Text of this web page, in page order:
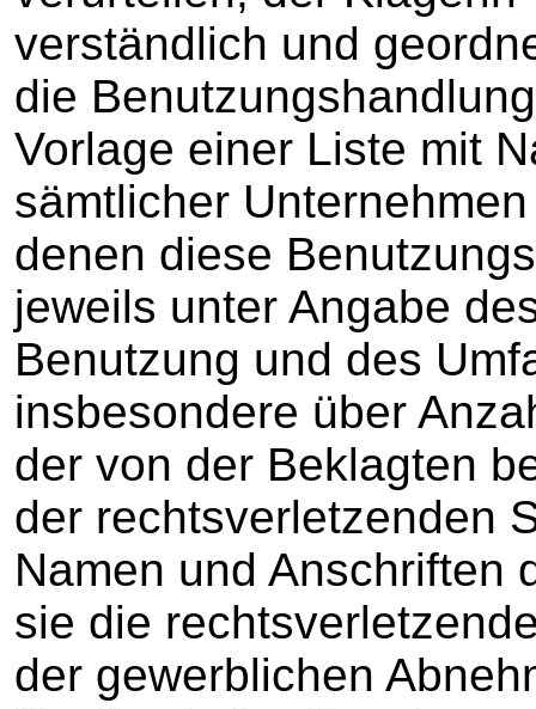
verständlich und
die
Vorlage einer Liste mit
sämtlicher
denen diese
jeweils unter Angabe
Benutzung und des
insbesondere über
der von der Beklagten
der rechtsverletzenden
Namen und Anschriften
sie die
der gewerblichen